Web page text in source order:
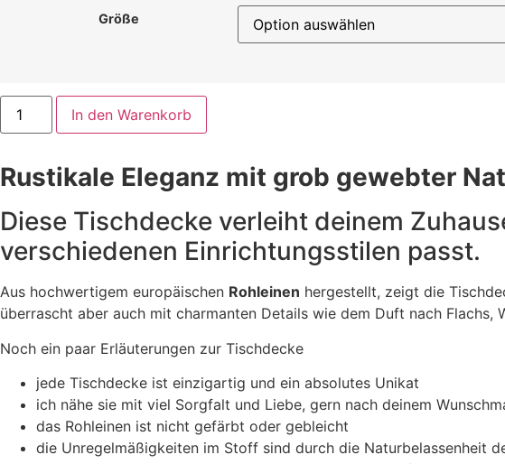
Größe
Edel
und
natürlich:
grobem
Leinen
In den Warenkorb
Rustikale Eleganz mit grob gewebter
Diese Tischdecke verleiht deinem
verschiedenen Einrichtungsstilen passt.
Aus hochwertigem europäischen Rohleinen hergestellt, zeigt die
überrascht aber auch mit charmanten Details wie dem Duft nach Flachs,
Noch ein paar Erläuterungen zur Tischdecke
jede Tischdecke ist einzigartig und ein absolutes Unikat
ich nähe sie mit viel Sorgfalt und Liebe, gern nach deinem
das Rohleinen ist nicht gefärbt oder gebleicht
die Unregelmäßigkeiten im Stoff sind durch die Naturbelassenheit